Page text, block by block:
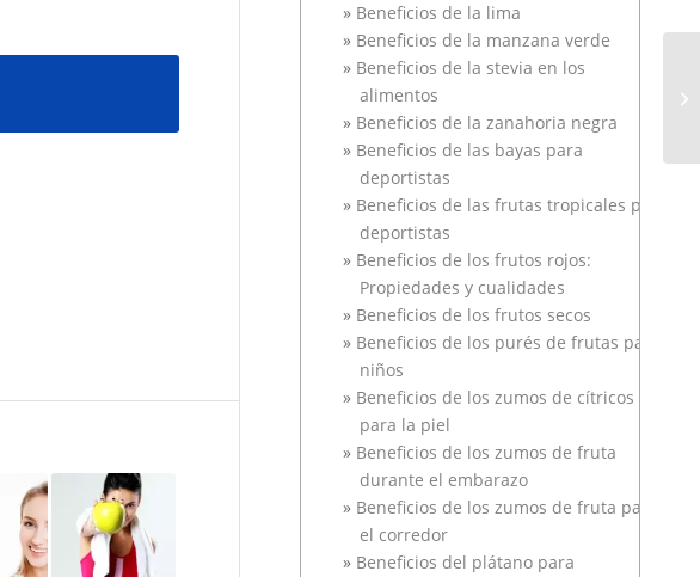
Beneficios de la lima
Beneficios de la manzana verde
Beneficios de la stevia en los
alimentos
Beneficios de la zanahoria negra
Beneficios de las bayas para
deportistas
Beneficios de las frutas tropicales para
deportistas
Beneficios de los frutos rojos:
Propiedades y cualidades
Beneficios de los frutos secos
Beneficios de los purés de frutas para
niños
Beneficios de los zumos de cítricos
para la piel
Beneficios de los zumos de fruta
durante el embarazo
Beneficios de los zumos de fruta para
el corredor
Beneficios del plátano para